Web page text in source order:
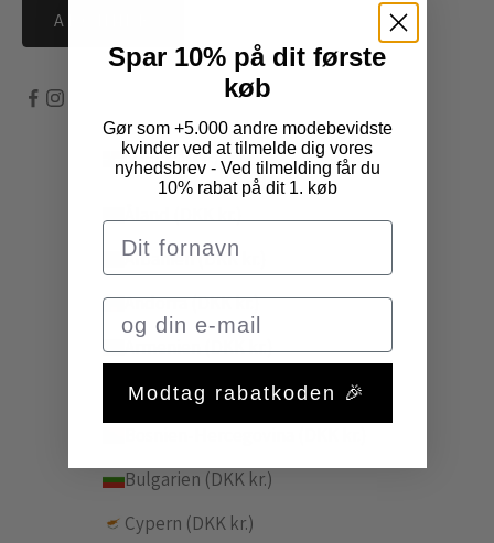
ABONNÉR
Danmark (DKK kr.)
Land
Åland (DKK kr.)
Albanien (DKK kr.)
Andorra (DKK kr.)
Armenien (DKK kr.)
Belgien (DKK kr.)
Bulgarien (DKK kr.)
Cypern (DKK kr.)
Spar 10% på dit første
køb
Gør som +5.000 andre modebevidste
kvinder ved at tilmelde dig vores
nyhedsbrev - Ved tilmelding får du
10% rabat på dit 1. køb
Modtag rabatkoden 🎉